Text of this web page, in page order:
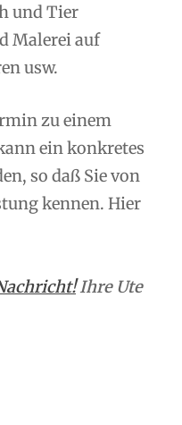
und Tier
Malerei auf
usw.
zu einem
ein konkretes
so daß Sie von
kennen. Hier
Ihre Ute